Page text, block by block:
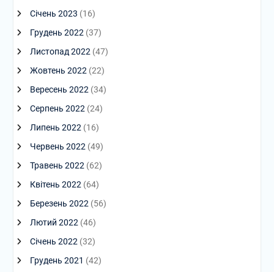
Січень 2023 (16)
Грудень 2022 (37)
Листопад 2022 (47)
Жовтень 2022 (22)
Вересень 2022 (34)
Серпень 2022 (24)
Липень 2022 (16)
Червень 2022 (49)
Травень 2022 (62)
Квітень 2022 (64)
Березень 2022 (56)
Лютий 2022 (46)
Січень 2022 (32)
Грудень 2021 (42)